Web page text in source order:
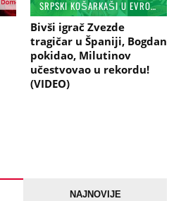
SRPSKI KOŠARKAŠI U EVROPI
Bivši igrač Zvezde
tragičar u Španiji, Bogdan
pokidao, Milutinov
učestvovao u rekordu!
(VIDEO)
NAJNOVIJE